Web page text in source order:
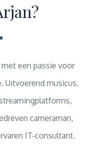
een passie voor
Uitvoerend musicus,
cameraman,
IT-consultant.